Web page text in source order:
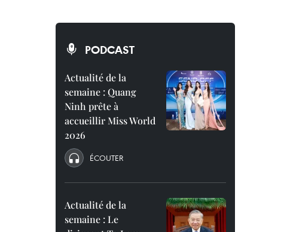
PODCAST
Actualité de la
semaine : Quang
Ninh prête à
accueillir Miss World
2026
ÉCOUTER
Actualité de la
semaine : Le